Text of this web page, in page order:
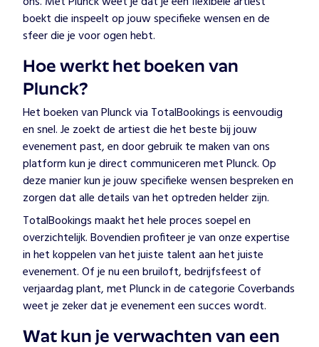
boekt die inspeelt op jouw specifieke wensen en de
sfeer die je voor ogen hebt.
Hoe werkt het boeken van
Plunck?
Het boeken van Plunck via TotalBookings is eenvoudig
en snel. Je zoekt de artiest die het beste bij jouw
evenement past, en door gebruik te maken van ons
platform kun je direct communiceren met Plunck. Op
deze manier kun je jouw specifieke wensen bespreken en
zorgen dat alle details van het optreden helder zijn.
TotalBookings maakt het hele proces soepel en
overzichtelijk. Bovendien profiteer je van onze expertise
in het koppelen van het juiste talent aan het juiste
evenement. Of je nu een bruiloft, bedrijfsfeest of
verjaardag plant, met Plunck in de categorie Coverbands
weet je zeker dat je evenement een succes wordt.
Wat kun je verwachten van een